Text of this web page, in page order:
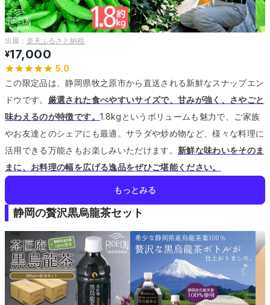
出展： 楽天ふるさと納税
¥17,000
5.0
この限定品は、静岡県牧之原市から直送される新鮮なスナップエン
ドウです。 厳選された食べやすいサイズで、甘みが強く、さやごと
味わえるのが特徴です。 1.8kgというボリュームも魅力で、ご家族
やお友達とのシェアにも最適。 サラダや炒め物など、様々な料理に
活用できる万能さもお楽しみいただけます。 新鮮な味わいをそのま
まに、お料理の幅を広げる逸品をぜひご堪能ください。
もっとみる
静岡の贅沢黒烏龍茶セット